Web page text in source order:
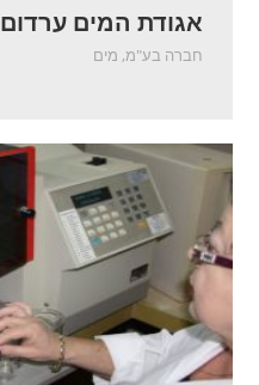
אגודת המים ערדום
חברה בע"מ, מים